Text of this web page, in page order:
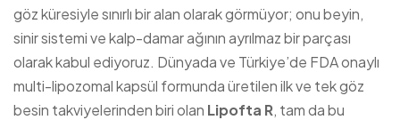
göz küresiyle sınırlı bir alan olarak görmüyor; onu beyin,
sinir sistemi ve kalp-damar ağının ayrılmaz bir parçası
olarak kabul ediyoruz. Dünyada ve Türkiye’de FDA onaylı
multi-lipozomal kapsül formunda üretilen ilk ve tek göz
besin takviyelerinden biri olan Lipofta R, tam da bu